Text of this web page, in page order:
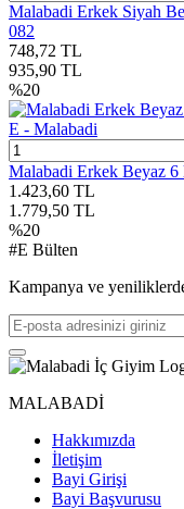
Malabadi Erkek Siyah
082
748,72 TL
935,90 TL
%20
Malabadi Erkek Beyaz 6
1.423,60 TL
1.779,50 TL
%20
#E Bülten
Kampanya ve
MALABADİ
Hakkımızda
İletişim
Bayi Girişi
Bayi Başvurusu